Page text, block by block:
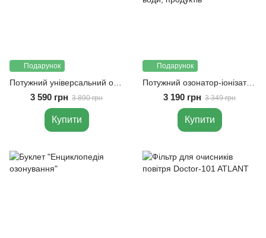
Подарунок
3 590 грн 3 890 грн
Купити
Подарунок
Потужний озонатор-іонізатор Doctor-101 Skylar для дезінфекції повітря, води, продуктів
3 190 грн 3 349 грн
Купити